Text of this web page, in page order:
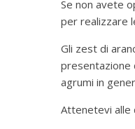
Se non avete
per realizzare
Gli zest di
presentazione
agrumi in
Attenetevi alle